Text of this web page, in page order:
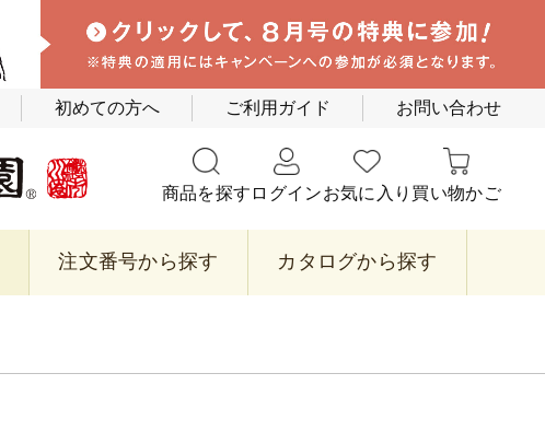
初めての方へ ご利用ガイド お問い合わせ
商品を探す ログインお気に入り 買い物かご
注文番号から探す カタログから探す